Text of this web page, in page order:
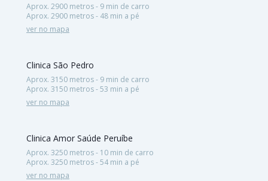
Aprox. 2900 metros - 9 min de carro
Aprox. 2900 metros - 48 min a pé
ver no mapa
Clinica São Pedro
Aprox. 3150 metros - 9 min de carro
Aprox. 3150 metros - 53 min a pé
ver no mapa
Clinica Amor Saúde Peruíbe
Aprox. 3250 metros - 10 min de carro
Aprox. 3250 metros - 54 min a pé
ver no mapa